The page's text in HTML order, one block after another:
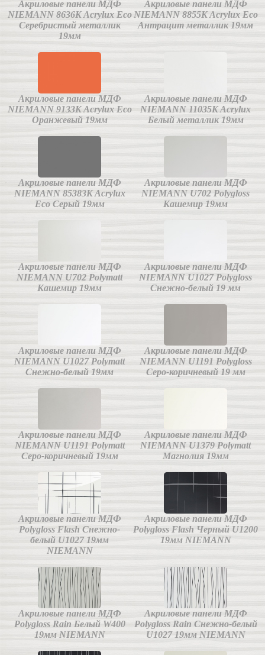
Акриловые панели МДФ
NIEMANN 8636K Acrylux Eco
Серебристый металлик
19мм
Акриловые панели МДФ
NIEMANN 8855K Acrylux Eco
Антрацит металлик 19мм
Акриловые панели МДФ
NIEMANN 9133K Acrylux Eco
Оранжевый 19мм
Акриловые панели МДФ
NIEMANN 11035K Acrylux
Белый металлик 19мм
Акриловые панели МДФ
NIEMANN 85383K Acrylux
Eco Серый 19мм
Акриловые панели МДФ
NIEMANN U702 Polygloss
Кашемир 19мм
Акриловые панели МДФ
NIEMANN U702 Polymatt
Кашемир 19мм
Акриловые панели МДФ
NIEMANN U1027 Polygloss
Снежно-белый 19 мм
Акриловые панели МДФ
NIEMANN U1027 Polymatt
Снежно-белый 19мм
Акриловые панели МДФ
NIEMANN U1191 Polygloss
Серо-коричневый 19 мм
Акриловые панели МДФ
NIEMANN U1191 Polymatt
Cеро-коричневый 19мм
Акриловые панели МДФ
NIEMANN U1379 Polymatt
Магнолия 19мм
Акриловые панели МДФ
Polygloss Flash Снежно-
белый U1027 19мм
NIEMANN
Акриловые панели МДФ
Polygloss Flash Черный U1200
19мм NIEMANN
Акриловые панели МДФ
Polygloss Rain Белый W400
19мм NIEMANN
Акриловые панели МДФ
Polygloss Rain Снежно-белый
U1027 19мм NIEMANN